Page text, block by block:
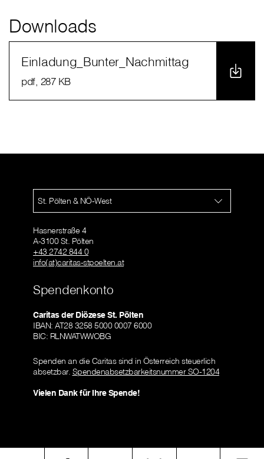
Downloads
Einladung_Bunter_Nachmittag
pdf, 287 KB
St. Pölten & NÖ-West
Hasnerstraße 4
A-3100 St. Pölten
+43 2742 844 0
info(at)caritas-stpoelten.at
Spendenkonto
Caritas der Diözese St. Pölten
IBAN: AT28 3258 5000 0007 6000
BIC: RLNWATWWOBG
Spenden an die Caritas sind in Österreich steuerlich
absetzbar. Spendenabsetzbarkeitsnummer SO-1204
Vielen Dank für Ihre Spende!